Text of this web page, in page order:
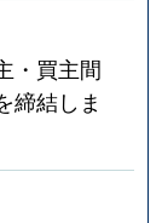
・買主間
締結しま